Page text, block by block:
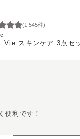
(1,545件)
Vie スキンケア 3点セ
便利です！